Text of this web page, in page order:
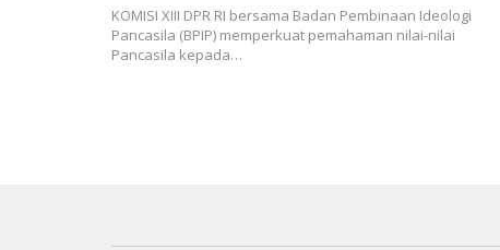
KOMISI XIII DPR RI bersama Badan Pembinaan Ideologi
Pancasila (BPIP) memperkuat pemahaman nilai-nilai
Pancasila kepada…